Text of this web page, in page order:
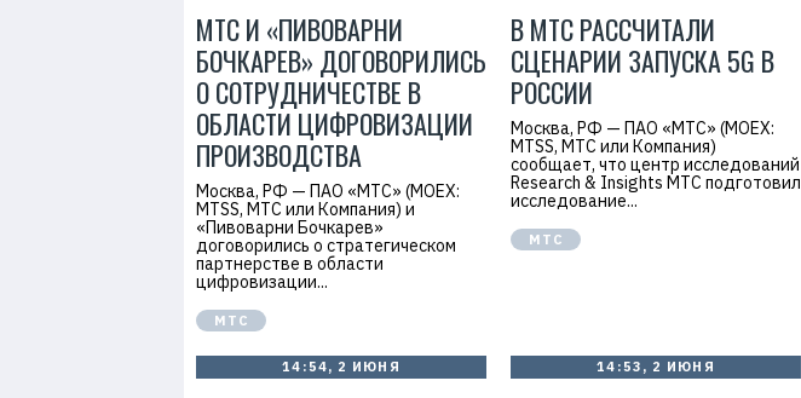
МТС И «ПИВОВАРНИ
БОЧКАРЕВ» ДОГОВОРИЛИСЬ
О СОТРУДНИЧЕСТВЕ В
ОБЛАСТИ ЦИФРОВИЗАЦИИ
ПРОИЗВОДСТВА
Москва, РФ — ПАО «МТС» (MOEX:
MTSS, МТС или Компания) и
«Пивоварни Бочкарев»
договорились о стратегическом
партнерстве в области
цифровизации...
МТС
В МТС РАССЧИТАЛИ
СЦЕНАРИИ ЗАПУСКА 5G В
РОССИИ
Москва, РФ — ПАО «МТС» (MOEX:
MTSS, МТС или Компания)
сообщает, что центр исследований
Research & Insights МТС подготовил
исследование...
МТС
14:54, 2 ИЮНЯ 14:53, 2 ИЮНЯ